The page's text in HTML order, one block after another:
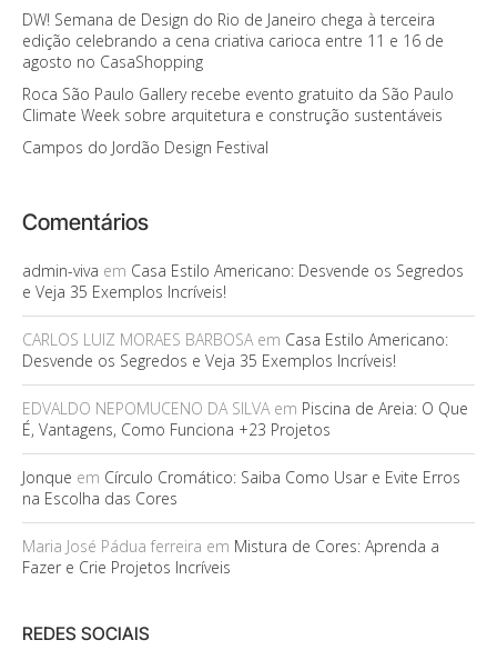
DW! Semana de Design do Rio de Janeiro chega à terceira
edição celebrando a cena criativa carioca entre 11 e 16 de
agosto no CasaShopping
Roca São Paulo Gallery recebe evento gratuito da São Paulo
Climate Week sobre arquitetura e construção sustentáveis
Campos do Jordão Design Festival
Comentários
admin-viva em Casa Estilo Americano: Desvende os Segredos
e Veja 35 Exemplos Incríveis!
CARLOS LUIZ MORAES BARBOSAem Casa Estilo Americano:
Desvende os Segredos e Veja 35 Exemplos Incríveis!
EDVALDO NEPOMUCENO DA SILVAem Piscina de Areia: O Que
É, Vantagens, Como Funciona +23 Projetos
Jonque em Círculo Cromático: Saiba Como Usar e Evite Erros
na Escolha das Cores
Maria José Pádua ferreira em Mistura de Cores: Aprenda a
Fazer e Crie Projetos Incríveis
REDES SOCIAIS